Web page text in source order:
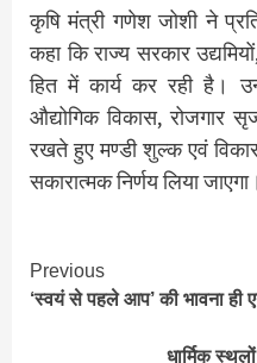
कृषि मंत्री गणेश जोशी ने
कहा कि राज्य सरकार
हित में कार्य कर रही है।
औद्योगिक विकास, रोजगार
रखते हुए मण्डी शुल्क एवं
सकारात्मक निर्णय लिया जाएगा।
Continue
Reading
Previous
‘स्वयं से पहले आप’ की भावना ही
धार्मिक